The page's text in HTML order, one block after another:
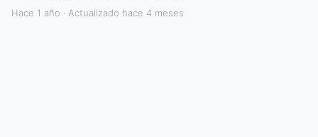
hace 1 año · Actualizado hace 4 meses